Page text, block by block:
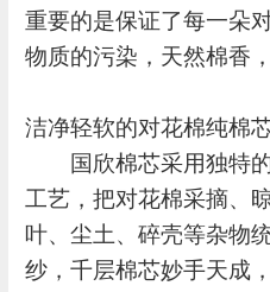
重要的是保证了每一朵
物质的污染，天然棉香
洁净轻软的对花棉纯棉
国欣棉芯采用独特
工艺，把对花棉采摘、
叶、尘土、碎壳等杂物
纱，千层棉芯妙手天成